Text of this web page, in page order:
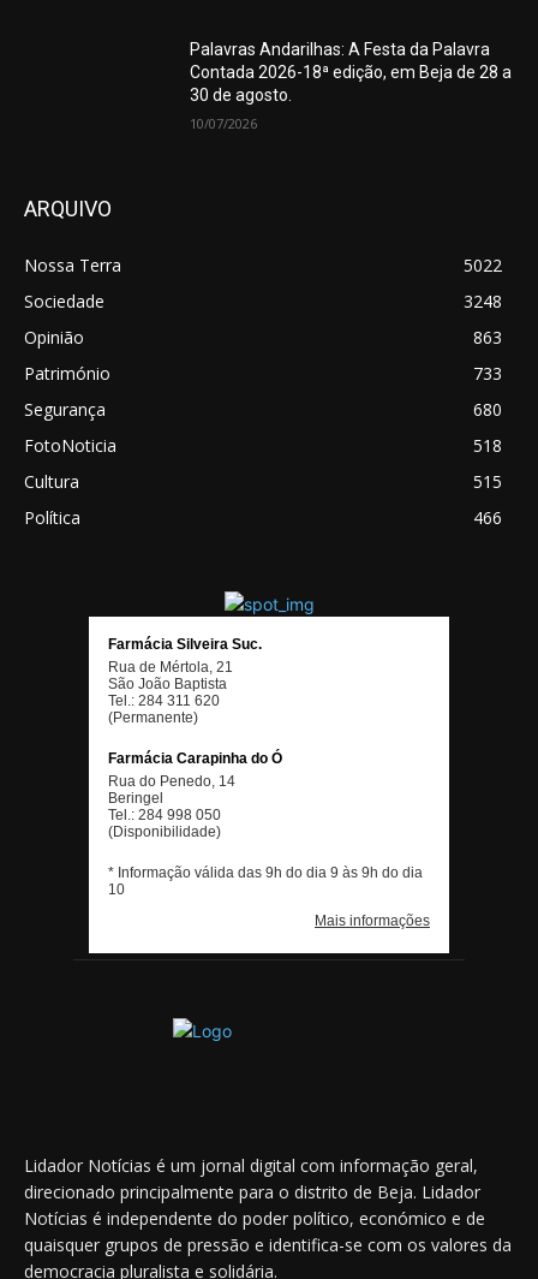
Palavras Andarilhas: A Festa da Palavra
Contada 2026-18ª edição, em Beja de 28 a
30 de agosto.
10/07/2026
ARQUIVO
Nossa Terra
5022
Sociedade
3248
Opinião
863
Património
733
Segurança
680
FotoNoticia
518
Cultura
515
Política
466
Lidador Notícias é um jornal digital com informação geral,
direcionado principalmente para o distrito de Beja. Lidador
Notícias é independente do poder político, económico e de
quaisquer grupos de pressão e identifica-se com os valores da
democracia pluralista e solidária.